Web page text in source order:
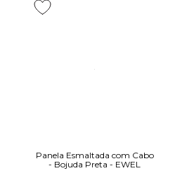
Panela Esmaltada com Cabo
- Bojuda Preta - EWEL